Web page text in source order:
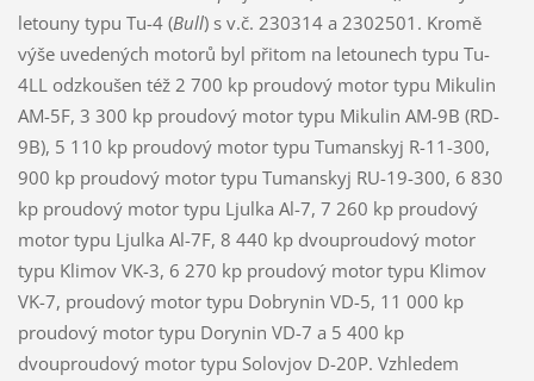
letouny typu Tu-4 (Bull) s v.č. 230314 a 2302501. Kromě
výše uvedených motorů byl přitom na letounech typu Tu-
4LL odzkoušen též 2 700 kp proudový motor typu Mikulin
AM-5F, 3 300 kp proudový motor typu Mikulin AM-9B (RD-
9B), 5 110 kp proudový motor typu Tumanskyj R-11-300,
900 kp proudový motor typu Tumanskyj RU-19-300, 6 830
kp proudový motor typu Ljulka Al-7, 7 260 kp proudový
motor typu Ljulka Al-7F, 8 440 kp dvouproudový motor
typu Klimov VK-3, 6 270 kp proudový motor typu Klimov
VK-7, proudový motor typu Dobrynin VD-5, 11 000 kp
proudový motor typu Dorynin VD-7 a 5 400 kp
dvouproudový motor typu Solovjov D-20P. Vzhledem